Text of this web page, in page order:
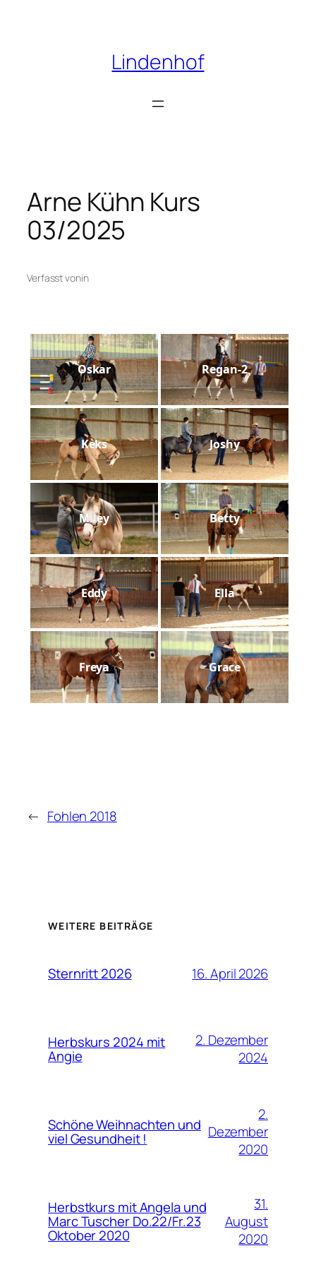
Lindenhof
Arne Kühn Kurs
03/2025
Verfasst vonin
Oskar Regan-2
Keks Joshy
Miley Betty
Eddy Ella
Freya Grace
← Fohlen 2018
WEITERE BEITRÄGE
Sternritt 2026 16. April 2026
Herbskurs 2024 mit
Angie
2. Dezember
2024
Schöne Weihnachten und
viel Gesundheit !
2.
Dezember
2020
Herbstkurs mit Angela und
Marc Tuscher Do.22/Fr.23
Oktober 2020
31.
August
2020